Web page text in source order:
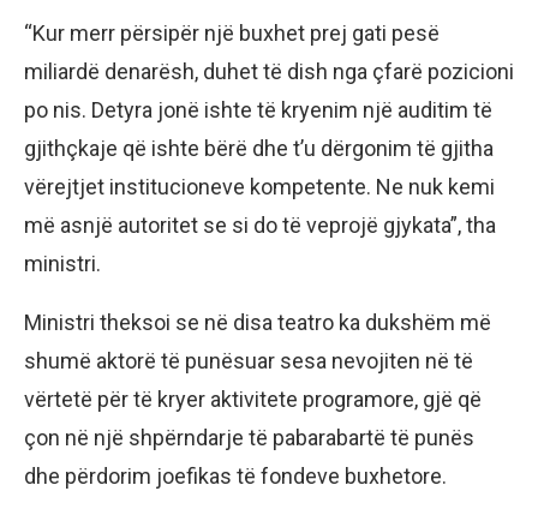
“Kur merr përsipër një buxhet prej gati pesë
miliardë denarësh, duhet të dish nga çfarë pozicioni
po nis. Detyra jonë ishte të kryenim një auditim të
gjithçkaje që ishte bërë dhe t’u dërgonim të gjitha
vërejtjet institucioneve kompetente. Ne nuk kemi
më asnjë autoritet se si do të veprojë gjykata”, tha
ministri.
Ministri theksoi se në disa teatro ka dukshëm më
shumë aktorë të punësuar sesa nevojiten në të
vërtetë për të kryer aktivitete programore, gjë që
çon në një shpërndarje të pabarabartë të punës
dhe përdorim joefikas të fondeve buxhetore.